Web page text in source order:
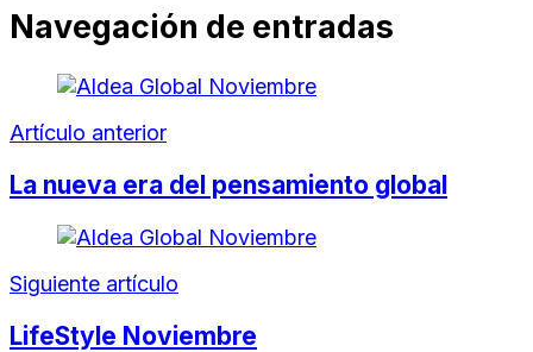
Navegación de entradas
Artículo anterior
La nueva era del pensamiento global
Siguiente artículo
LifeStyle Noviembre